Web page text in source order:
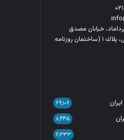
خیابان مصدق
جنوبی،نبش اتوبان حقانی، پلاك ١ (ساختمان روزنامه
۶۹,۱۰۶
۸,۴۴۵
۶,۳۳۳